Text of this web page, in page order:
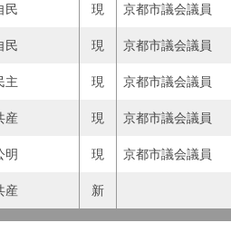
民 現 京都市議会議員
民 現 京都市議会議員
主 現 京都市議会議員
産 現 京都市議会議員
明 現 京都市議会議員
産 新